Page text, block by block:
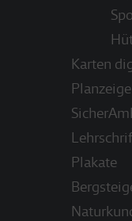
Karten
Plakate